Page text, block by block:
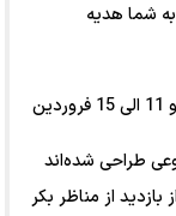
شما هدیه
طراحی شده‌اند
از مناظر بکر